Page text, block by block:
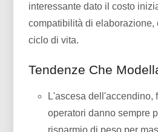
interessante dato il costo
compatibilità di elaborazione,
ciclo di vita.
Tendenze Che
L'ascesa dell'accendino,
operatori danno sempre
risparmio di peso per